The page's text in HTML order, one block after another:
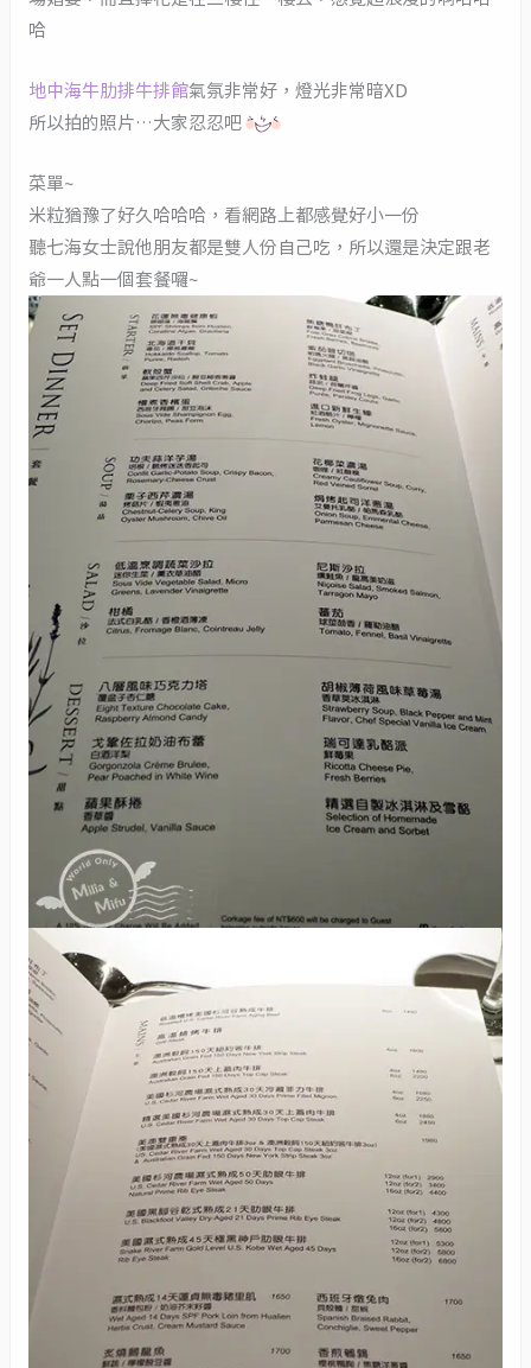
哈
地中海牛肋排牛排館氣氛非常好，燈光非常暗XD
所以拍的照片…大家忍忍吧
菜單~
米粒猶豫了好久哈哈哈，看網路上都感覺好小一份
聽七海女士說他朋友都是雙人份自己吃，所以還是決定跟老
爺一人點一個套餐囉~